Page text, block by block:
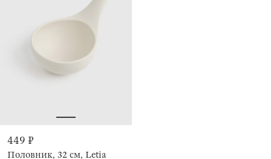
449 ₽
Половник, 32 см, Letia